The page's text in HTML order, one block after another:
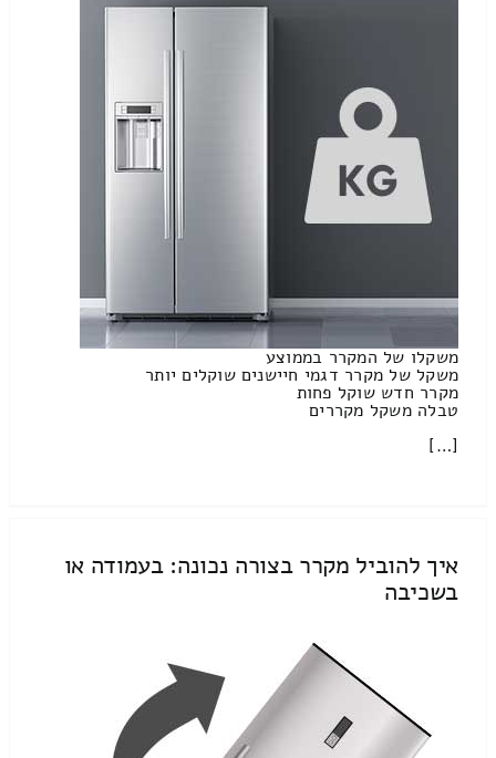
משקלו של המקרר בממוצע
משקל של מקרר דגמי חיישנים שוקלים יותר
מקרר חדש שוקל פחות
טבלה משקל מקררים
[…]
איך להוביל מקרר בצורה נכונה: בעמודה או
בשכיבה